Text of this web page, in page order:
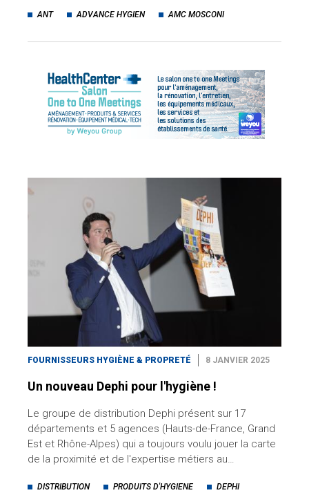
ANT ADVANCE HYGIEN AMC MOSCONI
FOURNISSEURS HYGIÈNE & PROPRETÉ 8 JANVIER 2025
Un nouveau Dephi pour l'hygiène !
Le groupe de distribution Dephi présent sur 17
départements et 5 agences (Hauts-de-France, Grand
Est et Rhône-Alpes) qui a toujours voulu jouer la carte
de la proximité et de l'expertise métiers au…
DISTRIBUTION PRODUITS D'HYGIENE DEPHI